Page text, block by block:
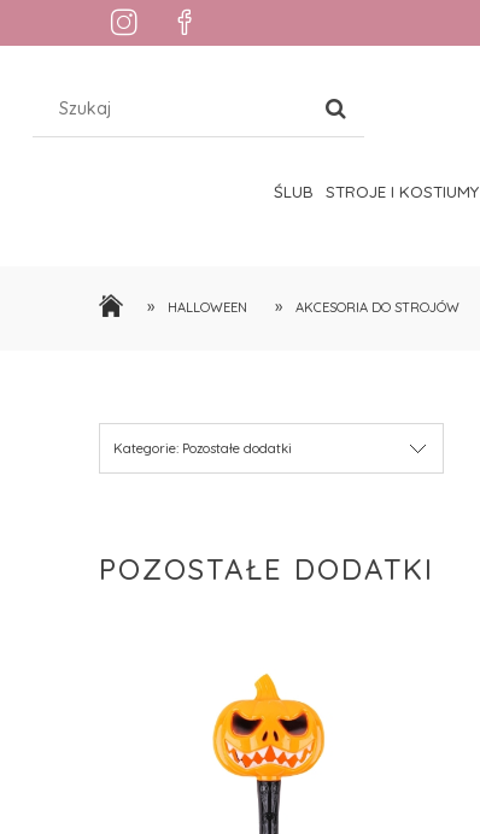
ŚLUB STROJE I KOSTIUMY
» HALLOWEEN » AKCESORIA DO STROJÓW
Kategorie: Pozostałe dodatki
POZOSTAŁE DODATKI